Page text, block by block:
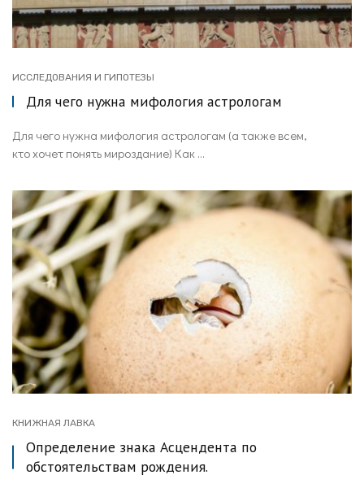
ИССЛЕДОВАНИЯ И ГИПОТЕЗЫ
Для чего нужна мифология астрологам
Для чего нужна мифология астрологам (а также всем,
кто хочет понять мироздание) Как ...
КНИЖНАЯ ЛАВКА
Определение знака Асцендента по
обстоятельствам рождения.